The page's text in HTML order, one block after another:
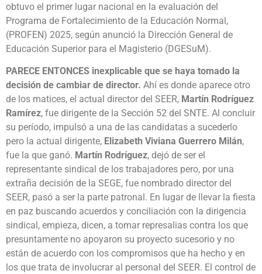
obtuvo el primer lugar nacional en la evaluación del
Programa de Fortalecimiento de la Educación Normal,
(PROFEN) 2025, según anunció la Dirección General de
Educación Superior para el Magisterio (DGESuM).
PARECE ENTONCES inexplicable que se haya tomado la
decisión de cambiar de director. Ahí es donde aparece otro
de los matices, el actual director del SEER, Martín Rodríguez
Ramírez, fue dirigente de la Sección 52 del SNTE. Al concluir
su período, impulsó a una de las candidatas a sucederlo
pero la actual dirigente, Elizabeth Viviana Guerrero Milán,
fue la que ganó. Martín Rodríguez, dejó de ser el
representante sindical de los trabajadores pero, por una
extraña decisión de la SEGE, fue nombrado director del
SEER, pasó a ser la parte patronal. En lugar de llevar la fiesta
en paz buscando acuerdos y conciliación con la dirigencia
sindical, empieza, dicen, a tomar represalias contra los que
presuntamente no apoyaron su proyecto sucesorio y no
están de acuerdo con los compromisos que ha hecho y en
los que trata de involucrar al personal del SEER. El control de